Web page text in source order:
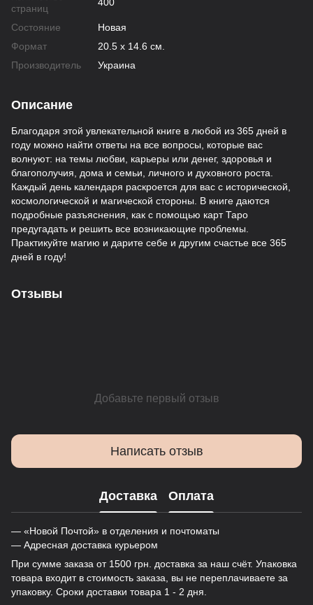
страниц
Состояние
Новая
Формат
20.5 х 14.6 см.
Производитель
Украина
Описание
Благодаря этой увлекательной книге в любой из 365 дней в
году можно найти ответы на все вопросы, которые вас
волнуют: на темы любви, карьеры или денег, здоровья и
благополучия, дома и семьи, личного и духовного роста.
Каждый день календаря раскроется для вас с исторической,
космологической и магической стороны. В книге даются
подробные разъяснения, как с помощью карт Таро
предугадать и решить все возникающие проблемы.
Практикуйте магию и дарите себе и другим счастье все 365
дней в году!
Отзывы
Добавьте первый отзыв
Написать отзыв
Доставка Оплата
— «Новой Почтой» в отделения и почтоматы
— Адресная доставка курьером
При сумме заказа от 1500 грн. доставка за наш счёт. Упаковка
товара входит в стоимость заказа, вы не переплачиваете за
упаковку. Сроки доставки товара 1 - 2 дня.